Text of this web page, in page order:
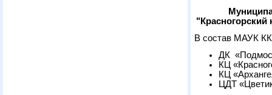
В состав МАУК
ДК
КЦ
КЦ
ЦДТ